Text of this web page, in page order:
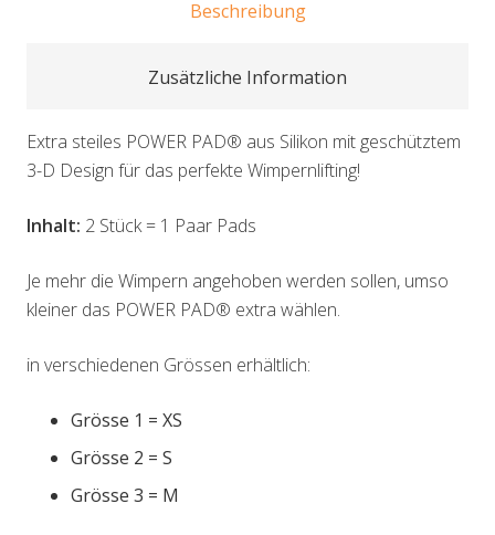
Beschreibung
Zusätzliche Information
Extra steiles POWER PAD® aus Silikon mit geschütztem
3-D Design für das perfekte Wimpernlifting!
Inhalt: 2 Stück = 1 Paar Pads
Je mehr die Wimpern angehoben werden sollen, umso
kleiner das POWER PAD® extra wählen.
in verschiedenen Grössen erhältlich:
Grösse 1 = XS
Grösse 2 = S
Grösse 3 = M